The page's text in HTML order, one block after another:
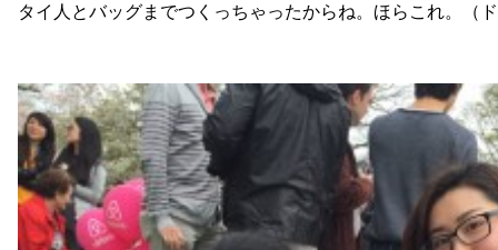
タイ人とバッグまでつくっちゃったからね。ほらこれ。（